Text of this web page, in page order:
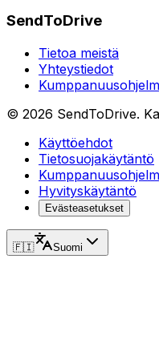
SendToDrive
Tietoa meistä
Yhteystiedot
© 2026 SendToDrive.
Käyttöehdot
Tietosuojakäytäntö
Hyvityskäytäntö
Evästeasetukset
🇫🇮 Suomi